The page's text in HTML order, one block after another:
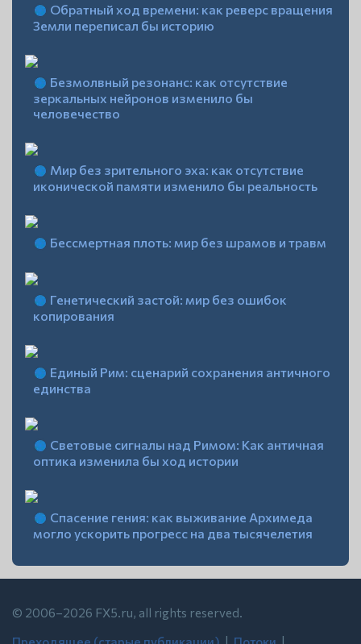
Обратный ход времени: как реверс вращения
Земли переписал бы историю
Безмолвный резонанс: как отсутствие
зеркальных нейронов изменило бы
человечество
Мир без зрительного эха: как отсутствие
иконической памяти изменило бы реальность
Бессмертная плоть: мир без шрамов и травм
Генетический застой: мир без ошибок
копирования
Единый Рим: сценарий сохранения античного
единства
Световые сигналы над Римом: Как античная
оптика изменила бы ход истории
Спасение гения: как выживание Архимеда
могло ускорить прогресс на два тысячелетия
© 2006–2026 FX5.ru, all rights reserved.